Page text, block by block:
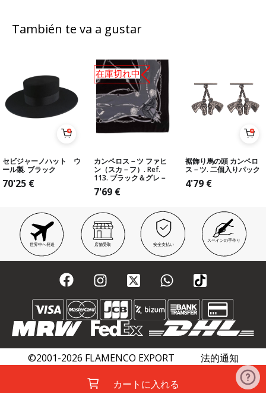
カートに入れる
También te va a gustar
セビジャーノハット ウ
ール製. ブラック
70'25 €
カンペロス－ツ ファヒ
ン（スカ－フ）. Ref.
113. ブラック＆グレ－
7'69 €
在庫切れ中
裾飾り馬の頭 カンペロ
ス－ツ. 二個入りパック
4'79 €
世界中へ発送 店舗受取 安全支払い
スペインの手作り
©2001-2026 FLAMENCO EXPORT
法的通知
プライバシーポリシー
クッキーポリシー